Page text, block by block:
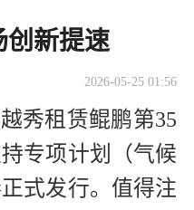
创新提速
2026-05-25 01:56
秀租赁鲲鹏第35
专项计划（气候
式发行。值得注